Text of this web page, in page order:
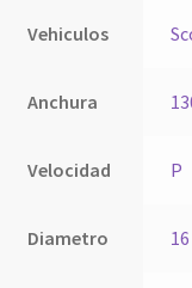
Vehiculos
Anchura
Velocidad P
Diametro 16